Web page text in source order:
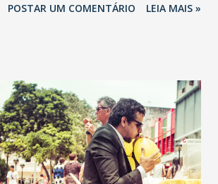
na fase: dois empates e duas derrotas
Coutinho deu a vitória e a classificação
o Ceará. Foi prestado um minuto de
ao atacante do Ceará na década de
Rebouças, que faleceu ontem. O
25ª partida contra o Uniclinic de 41
POSTAR UM COMENTÁRIO LEIA MAIS »